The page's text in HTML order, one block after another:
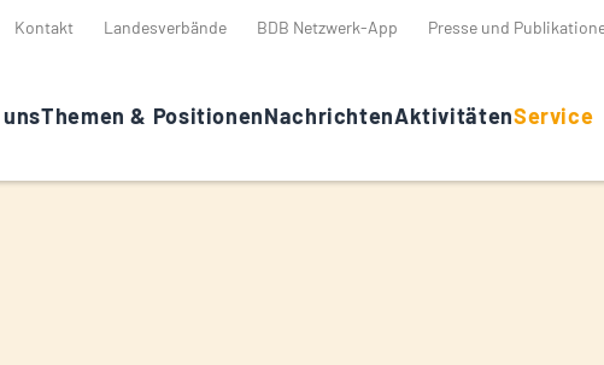
Kontakt Landesverbände BDB Netzwerk-App Presse und
unsThemen & PositionenNachrichtenAktivitätenService